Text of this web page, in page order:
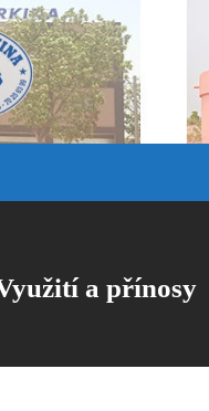
a přínosy